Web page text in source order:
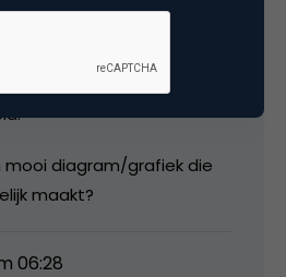
onzekerheid
diagram/grafiek die
maakt?
06:28